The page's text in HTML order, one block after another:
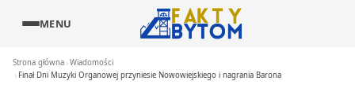
MENU
Strona główna Wiadomości
Finał Dni Muzyki Organowej przyniesie Nowowiejskiego i nagrania Barona